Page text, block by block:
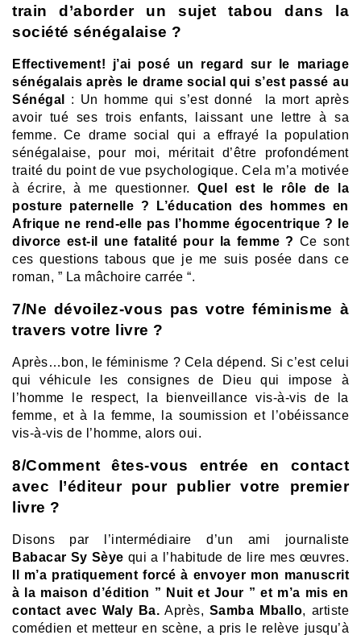
train d’aborder un sujet tabou dans la
société sénégalaise ?
Effectivement! j’ai posé un regard sur le mariage
sénégalais après le drame social qui s’est passé au
Sénégal
: Un homme qui s’est donné la mort après
avoir tué ses trois enfants, laissant une lettre à sa
femme. Ce drame social qui a effrayé la population
sénégalaise, pour moi, méritait d’être profondément
traité du point de vue psychologique. Cela m’a motivée
à écrire, à me questionner. Quel est le rôle de la
posture paternelle ? L’éducation des hommes en
Afrique ne rend-elle pas l’homme égocentrique ? le
divorce est-il une fatalité pour la femme ? Ce sont
ces questions tabous que je me suis posée dans ce
roman, ” La mâchoire carrée “.
7/Ne dévoilez-vous pas votre féminisme à
travers votre livre ?
Après…bon, le féminisme ? Cela dépend. Si c’est celui
qui véhicule les consignes de Dieu qui impose à
l’homme le respect, la bienveillance vis-à-vis de la
femme, et à la femme, la soumission et l’obéissance
vis-à-vis de l’homme, alors oui.
8/Comment êtes-vous entrée en contact
avec l’éditeur pour publier votre premier
livre ?
Disons par l’intermédiaire d’un ami journaliste
Babacar Sy Sèye qui a l’habitude de lire mes œuvres.
Il m’a pratiquement forcé à envoyer mon manuscrit
à la maison d’édition ” Nuit et Jour ” et m’a mis en
contact avec Waly Ba. Après, Samba Mballo, artiste
comédien et metteur en scène, a pris le relève jusqu’à